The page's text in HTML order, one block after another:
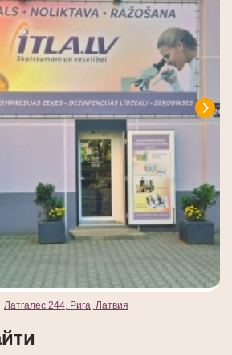
Латгалес 244, Рига, Латвия